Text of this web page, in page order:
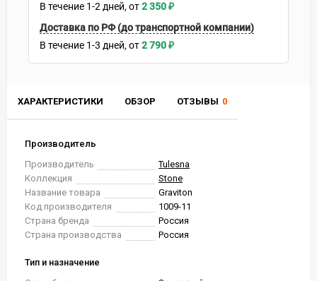
ХАРАКТЕРИСТИКИ ОБЗОР ОТЗЫВЫ 0
Производитель
Производитель
Tulesna
Коллекция
Stone
Название товара
Graviton
Код производителя
1009-11
Страна бренда
Россия
Страна производства
Россия
Тип и назначение
В течение 1-2 дней 2 350₽
Доставка по РФ (до транспортной компании)
В течение 1-3 дней 2 790₽